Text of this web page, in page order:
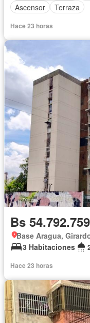
Ascensor
Terraza
Hace 23 horas
Bs 54.792.759
Base Aragua,
3 Habitaciones
Hace 23 horas